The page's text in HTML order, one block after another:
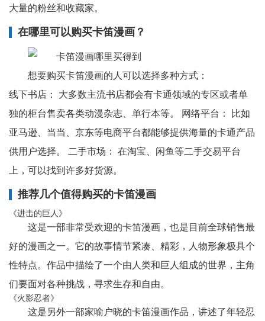
大量的粉丝和收藏家。
在哪里可以购买卡笛漫画？
想要购买卡笛漫画的人可以选择多种方式：
线下书店： 大多数主流书店都会有卡通领域的专区或者单
独的柜台售卖各类动漫杂志、单行本等。 网络平台： 比如
亚马逊、当当、京东等电商平台都能够提供海量的卡通产品
供用户选择。 二手市场： 在淘宝、闲鱼等二手交易平台
上，可以找到许多好货源。
推荐几个值得购买的卡笛漫画
《进击的巨人》
这是一部非常受欢迎的卡笛漫画，也是目前全球销售最
好的漫画之一。它的故事情节紧凑、精彩，人物形象极具个
性特点。作品中描绘了一个由人类和巨人组成的世界，主角
们要面对各种挑战，寻求生存和自由。
《火影忍者》
这是另外一部家喻户晓的卡笛漫画作品，讲述了年轻忍